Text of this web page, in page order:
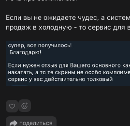
Если вы не ожидаете чудес, а
продаж в холодную - то сервис для
поделиться